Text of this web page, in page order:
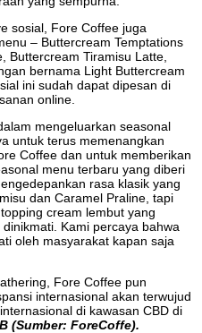
sosial, Fore Coffee juga
– Buttercream Temptations
Buttercream Tiramisu Latte,
bernama Light Buttercream
ini sudah dapat dipesan di
online.
mengeluarkan seasonal
untuk terus memenangkan
Coffee dan untuk memberikan
menu terbaru yang diberi
rasa klasik yang
dan Caramel Praline, tapi
cream lembut yang
Kami percaya bahwa
oleh masyarakat kapan saja
Fore Coffee pun
internasional akan terwujud
di kawasan CBD di
(Sumber: ForeCoffe).